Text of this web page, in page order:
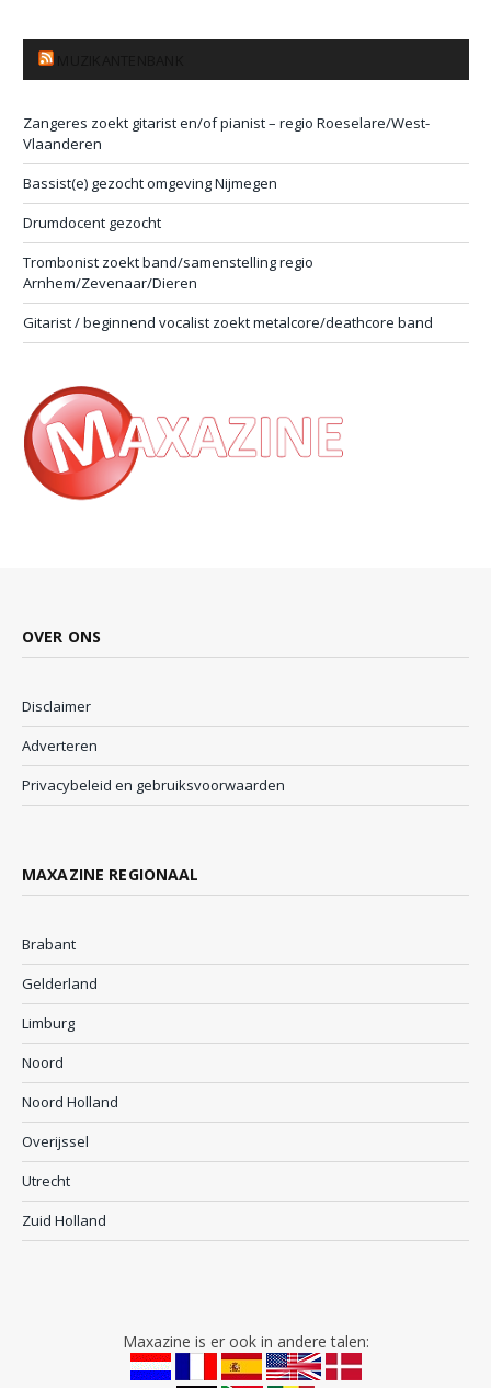
Zangeres zoekt gitarist en/of pianist – regio Roeselare/West-
Vlaanderen
Bassist(e) gezocht omgeving Nijmegen
Drumdocent gezocht
Trombonist zoekt band/samenstelling regio
Arnhem/Zevenaar/Dieren
Gitarist / beginnend vocalist zoekt metalcore/deathcore band
OVER ONS
Disclaimer
Adverteren
Privacybeleid en gebruiksvoorwaarden
MAXAZINE REGIONAAL
Brabant
Gelderland
Limburg
Noord
Noord Holland
Overijssel
Utrecht
Zuid Holland
Maxazine is er ook in andere talen: